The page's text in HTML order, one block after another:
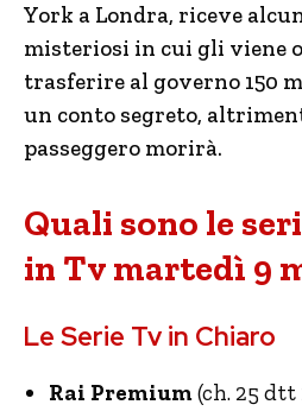
York a Londra, riceve
misteriosi in cui gli viene
trasferire al governo 150
un conto segreto,
passeggero morirà.
Quali sono le
in Tv martedì 9
Le Serie Tv in Chiaro
Rai Premium(ch. 25 dtt